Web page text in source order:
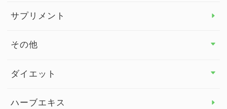
サプリメント
その他
その他 トップ
ダイエット
ダイエット トップ
ハーブエキス